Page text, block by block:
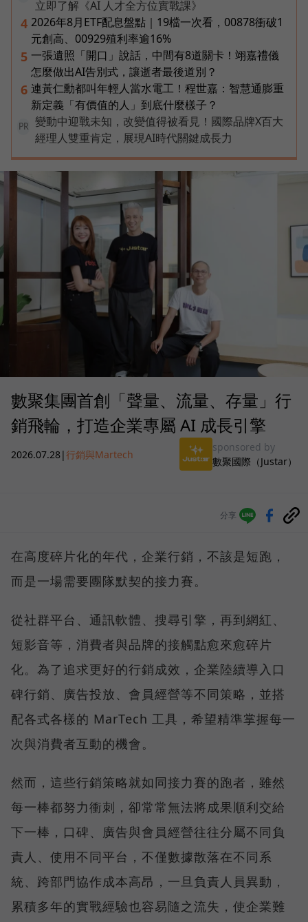
立即了解《AI 人才全方位實戰課》
4 2026年8月ETF配息盤點｜19檔一次看，00878衝破1
元創高、00929殖利率逾16%
5 一張遺照「開口」說話，中間有8道關卡！翊嘉禮儀
怎麼做出AI告別式，讓逝者最後道別？
6 連黃仁勳都叫年輕人當水電工！程世嘉：智慧通膨重
新定義「有價值的人」到底什麼樣子？
PR
變動中迎戰未知，改變值得被看見！國際品牌X百大
經理人雙重肯定，展現AI時代關鍵成長力
數聚集團首創「聲量、流量、存量」行
銷飛輪，打造企業專屬 AI 成長引擎
2026.07.28|行銷與Martech
sponsored by
數聚國際（Justar）
分享
在高度碎片化的年代，企業行銷，不該是短跑，
而是一場需要團隊默契的接力賽。
從社群平台、通訊軟體、搜尋引擎，再到網紅、
短影音等，消費者與品牌的接觸點愈來愈碎片
化。為了追求更好的行銷成效，企業陸續導入口
碑行銷、廣告投放、會員經營等不同策略，並搭
配各式各樣的 MarTech 工具，希望精準掌握每一
次與消費者互動的機會。
然而，這些行銷策略就如同接力賽的跑者，雖然
每一棒都努力衝刺，卻常常無法將成果順利交給
下一棒，口碑、廣告與會員經營往往分屬不同負
責人、使用不同平台，不僅數據散落在不同系
統、跨部門協作成本高昂，一旦負責人員異動，
累積多年的實戰經驗也容易隨之流失，使企業難